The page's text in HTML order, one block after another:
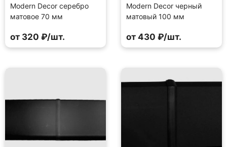
Modern Decor серебро
матовое 70 мм
от 320 ₽/шт.
Modern Decor черный
матовый 100 мм
от 430 ₽/шт.